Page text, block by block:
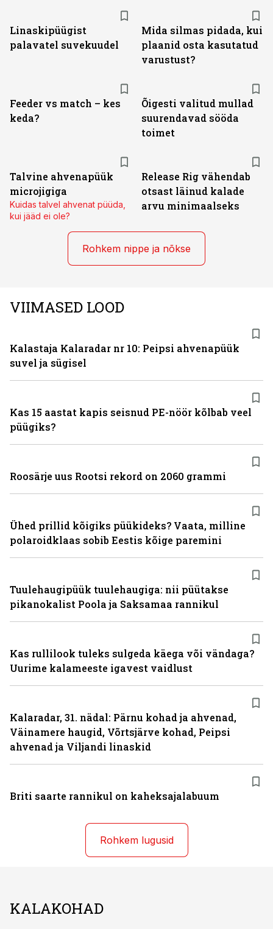
Linaskipüügist
palavatel suvekuudel
Mida silmas pidada, kui
plaanid osta kasutatud
varustust?
Feeder vs match – kes
keda?
Õigesti valitud mullad
suurendavad sööda
toimet
Talvine ahvenapüük
microjigiga
Kuidas talvel ahvenat püüda,
kui jääd ei ole?
Release Rig vähendab
otsast läinud kalade
arvu minimaalseks
Rohkem nippe ja nõkse
VIIMASED LOOD
Kalastaja Kalaradar nr 10: Peipsi ahvenapüük
suvel ja sügisel
Kas 15 aastat kapis seisnud PE-nöör kõlbab veel
püügiks?
Roosärje uus Rootsi rekord on 2060 grammi
Ühed prillid kõigiks püükideks? Vaata, milline
polaroidklaas sobib Eestis kõige paremini
Tuulehaugipüük tuulehaugiga: nii püütakse
pikanokalist Poola ja Saksamaa rannikul
Kas rullilook tuleks sulgeda käega või vändaga?
Uurime kalameeste igavest vaidlust
Kalaradar, 31. nädal: Pärnu kohad ja ahvenad,
Väinamere haugid, Võrtsjärve kohad, Peipsi
ahvenad ja Viljandi linaskid
Briti saarte rannikul on kaheksajalabuum
Rohkem lugusid
KALAKOHAD